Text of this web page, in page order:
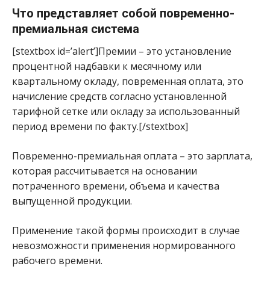
Что представляет собой повременно-
премиальная система
[stextbox id=’alert’]Премии – это установление
процентной надбавки к месячному или
квартальному окладу, повременная оплата, это
начисление средств согласно установленной
тарифной сетке или окладу за использованный
период времени по факту.[/stextbox]
Повременно-премиальная оплата – это зарплата,
которая рассчитывается на основании
потраченного времени, объема и качества
выпущенной продукции.
Применение такой формы происходит в случае
невозможности применения нормированного
рабочего времени.